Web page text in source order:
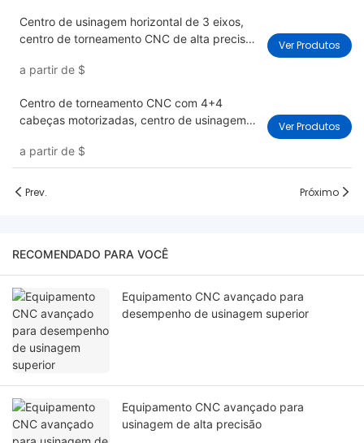
Centro de usinagem horizontal de 3 eixos,
centro de torneamento CNC de alta precisão
a partir de $
Ver Produtos
Centro de torneamento CNC com 4+4
cabeças motorizadas, centro de usinagem
a partir de $
Ver Produtos
Prev. Próximo
RECOMENDADO PARA VOCÊ
Equipamento CNC avançado para
desempenho de usinagem superior
Equipamento CNC avançado para
usinagem de alta precisão